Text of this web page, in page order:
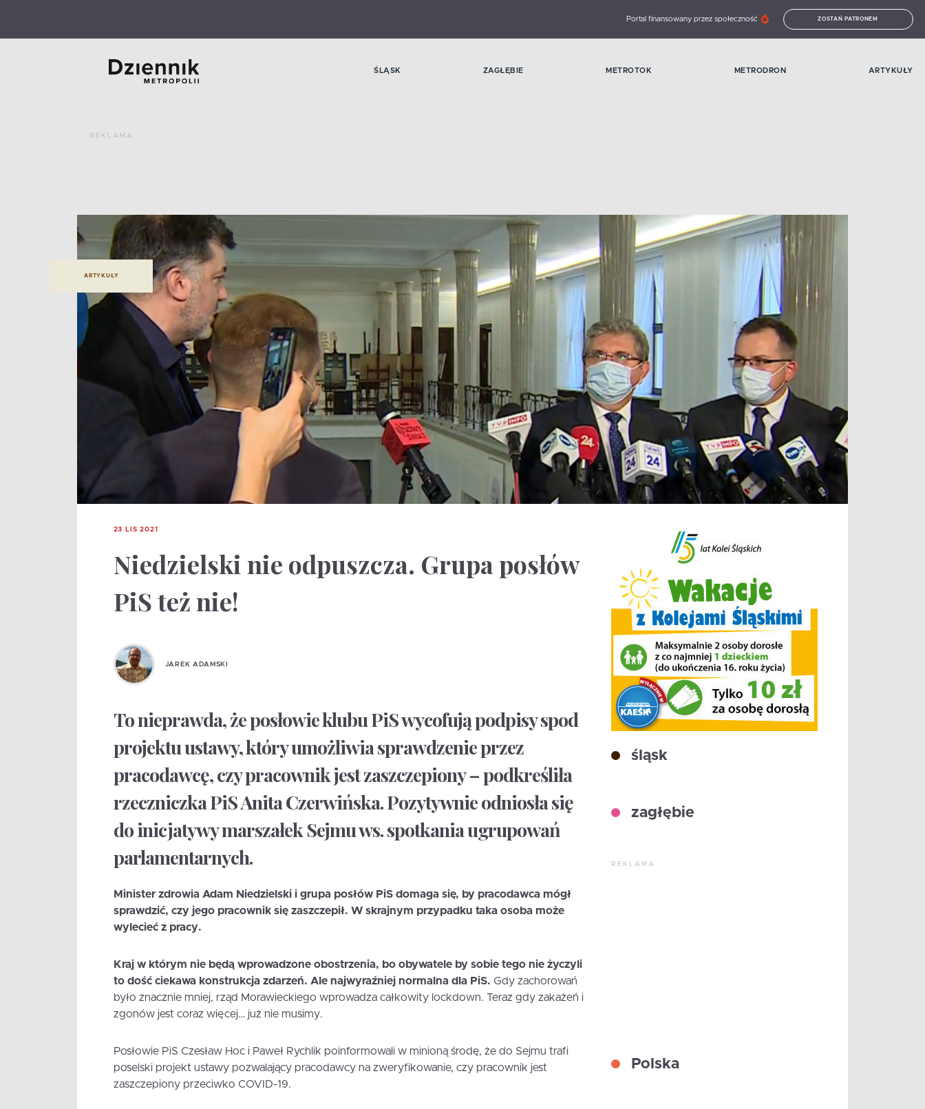
Portal finansowany przez społeczność ZOSTAŃ PATRONEM
ŚLĄSK ZAGŁĘBIE METROTOK METRODRON ARTYKUŁY
REKLAMA
ARTYKUŁY
23 LIS 2021
Niedzielski nie odpuszcza. Grupa posłów
PiS też nie!
JAREK ADAMSKI
To nieprawda, że posłowie klubu PiS wycofują podpisy spod
projektu ustawy, który umożliwia sprawdzenie przez
pracodawcę, czy pracownik jest zaszczepiony – podkreśliła
rzeczniczka PiS Anita Czerwińska. Pozytywnie odniosła się
do inicjatywy marszałek Sejmu ws. spotkania ugrupowań
parlamentarnych.
Minister zdrowia Adam Niedzielski i grupa posłów PiS domaga się, by pracodawca mógł
sprawdzić, czy jego pracownik się zaszczepił. W skrajnym przypadku taka osoba może
wylecieć z pracy.
Kraj w którym nie będą wprowadzone obostrzenia, bo obywatele by sobie tego nie życzyli
to dość ciekawa konstrukcja zdarzeń. Ale najwyraźniej normalna dla PiS. Gdy zachorowań
było znacznie mniej, rząd Morawieckiego wprowadza całkowity lockdown. Teraz gdy zakażeń i
zgonów jest coraz więcej… już nie musimy.
Posłowie PiS Czesław Hoc i Paweł Rychlik poinformowali w minioną środę, że do Sejmu trafi
poselski projekt ustawy pozwalający pracodawcy na zweryfikowanie, czy pracownik jest
zaszczepiony przeciwko COVID-19.
śląsk
zagłębie
REKLAMA
Polska